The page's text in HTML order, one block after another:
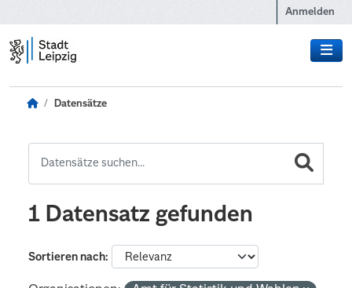
Anmelden
Datensätze
1 Datensatz gefunden
Sortieren nach